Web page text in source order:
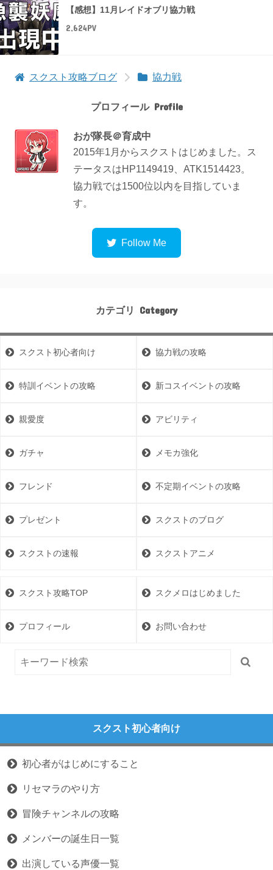
【感想】11月レイドオブリ協力戦
2,624PV
スクスト攻略ブログ 協力戦
プロフィール
おが隊長＠育成中
2015年1月からスクストはじめました。ス
テータスはHP1149419、ATK1514423。
協力戦では1500位以内を目指していま
す。
カテゴリ
スクスト初心者向け 協力戦の攻略
特訓イベントの攻略 新コスイベントの攻略
親愛度 アビリティ
ガチャ メモカ強化
フレンド 不定期イベントの攻略
プレゼント スクストのブログ
スクストの速報 スクストアニメ
スクスト攻略TOP スクメロはじめました
プロフィール お問い合わせ
スクスト初心者向け
初心者がはじめにすること
リセマラのやり方
冒険チャンネルの攻略
メンバーの誕生日一覧
出演している声優一覧